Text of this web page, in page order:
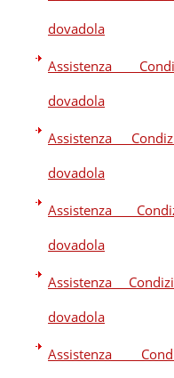
dovadola
Assistenza
dovadola
Assistenza
dovadola
Assistenza
dovadola
Assistenza
dovadola
Assistenza